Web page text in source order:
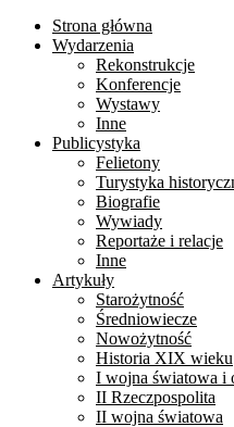
Strona główna
Wydarzenia
Rekonstrukcje
Konferencje
Wystawy
Inne
Publicystyka
Felietony
Turystyka
Biografie
Wywiady
Reportaże i relacje
Inne
Artykuły
Starożytność
Średniowiecze
Nowożytność
Historia XIX wieku
I wojna światowa i
II Rzeczpospolita
II wojna światowa